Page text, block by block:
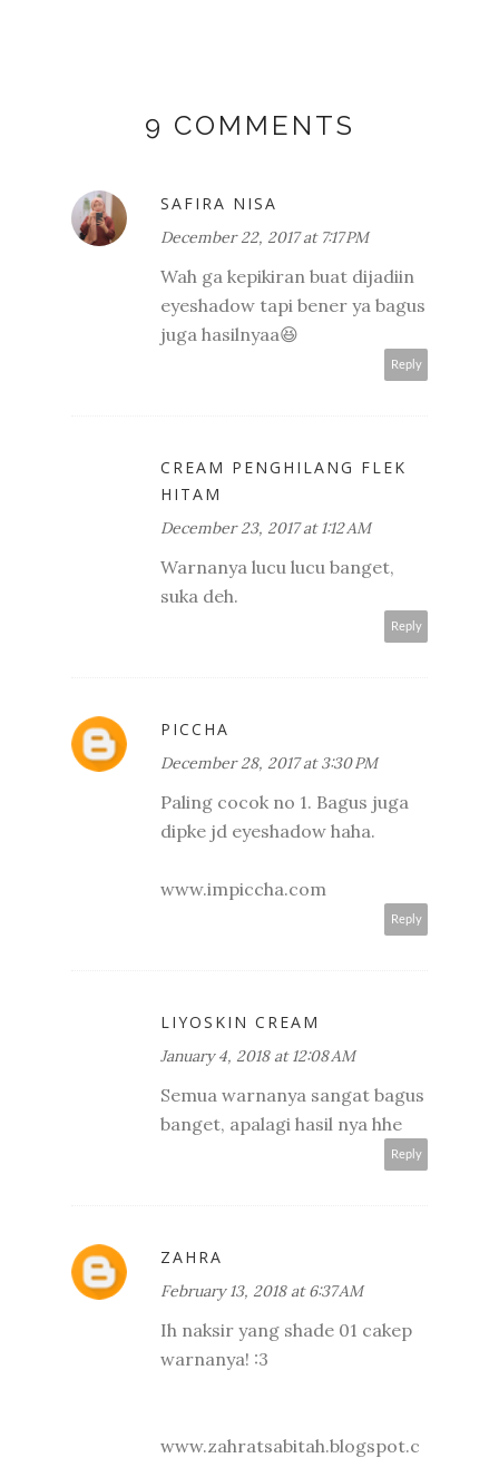
9 COMMENTS
SAFIRA NISA
December 22, 2017 at 7:17 PM
Wah ga kepikiran buat dijadiin
eyeshadow tapi bener ya bagus
juga hasilnyaa😆
Reply
CREAM PENGHILANG FLEK
HITAM
December 23, 2017 at 1:12 AM
Warnanya lucu lucu banget,
suka deh.
Reply
PICCHA
December 28, 2017 at 3:30 PM
Paling cocok no 1. Bagus juga
dipke jd eyeshadow haha.
www.impiccha.com
Reply
LIYOSKIN CREAM
January 4, 2018 at 12:08 AM
Semua warnanya sangat bagus
banget, apalagi hasil nya hhe
Reply
ZAHRA
February 13, 2018 at 6:37 AM
Ih naksir yang shade 01 cakep
warnanya! :3
www.zahratsabitah.blogspot.c